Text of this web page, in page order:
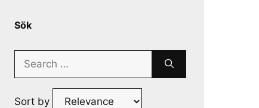
Sök
Search
Sort by